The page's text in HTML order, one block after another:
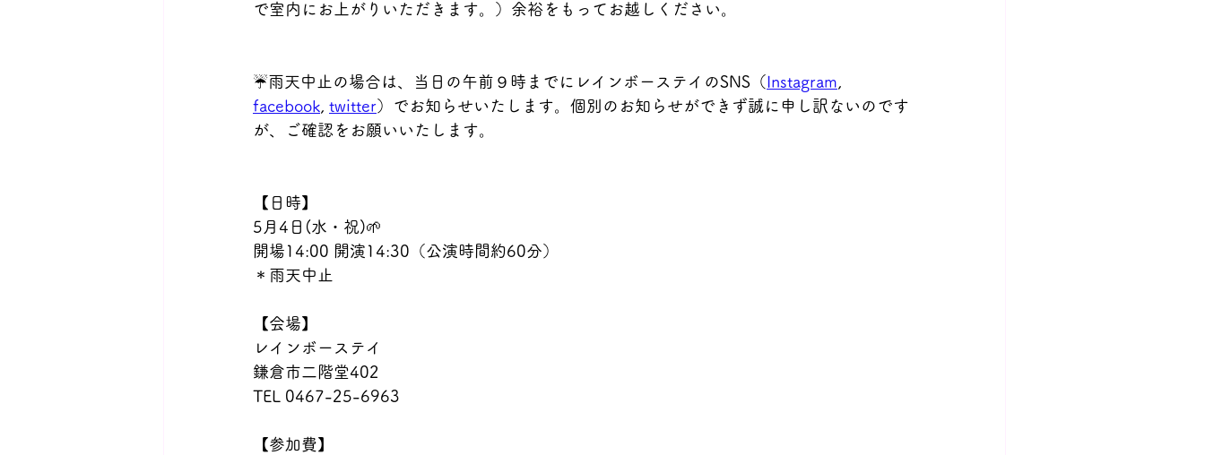
で室内にお上がりいただきます。）余裕をもってお越しください。
☔️雨天中止の場合は、当日の午前９時までにレインボーステイのSNS（Instagram
facebook twitter）でお知らせいたします。個別のお知らせができず誠に申し訳ないのです
が、ご確認をお願いいたします。
【日時】
5月4日(水・祝)🌱
開場14:00 開演14:30（公演時間約60分）
＊雨天中止
【会場】
レインボーステイ
鎌倉市二階堂402
TEL 0467-25-6963
【参加費】